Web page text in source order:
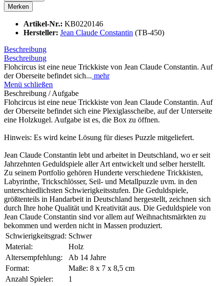
Merken
Artikel-Nr.: KB0220146
Hersteller: Jean Claude Constantin (TB-450)
Beschreibung
Beschreibung
Flohcircus ist eine neue Trickkiste von Jean Claude Constantin. Auf
der Oberseite befindet sich... mehr
Menü schließen
Beschreibung / Aufgabe
Flohcircus ist eine neue Trickkiste von Jean Claude Constantin. Auf
der Oberseite befindet sich eine Plexiglasscheibe, auf der Unterseite
eine Holzkugel. Aufgabe ist es, die Box zu öffnen.
Hinweis: Es wird keine Lösung für dieses Puzzle mitgeliefert.
Jean Claude Constantin lebt und arbeitet in Deutschland, wo er seit
Jahrzehnten Geduldspiele aller Art entwickelt und selber herstellt.
Zu seinem Portfolio gehören Hunderte verschiedene Trickkisten,
Labyrinthe, Trickschlösser, Seil- und Metallpuzzle uvm. in den
unterschiedlichsten Schwierigkeitsstufen. Die Geduldspiele,
größtenteils in Handarbeit in Deutschland hergestellt, zeichnen sich
durch Ihre hohe Qualität und Kreativität aus. Die Geduldspiele von
Jean Claude Constantin sind vor allem auf Weihnachtsmärkten zu
bekommen und werden nicht in Massen produziert.
Schwierigkeitsgrad: Schwer
Material:
Holz
Altersempfehlung:
Ab 14 Jahre
Format:
Maße: 8 x 7 x 8,5 cm
Anzahl Spieler:
1